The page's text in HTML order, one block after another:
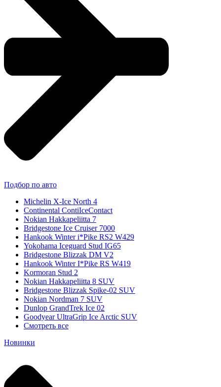
Подбор по авто
Michelin X-Ice North 4
Continental ContiIceContact
Nokian Hakkapeliitta 7
Bridgestone Ice Cruiser 7000
Hankook Winter i*Pike RS2 W429
Yokohama Iceguard Stud IG65
Bridgestone Blizzak DM V2
Hankook Winter I*Pike RS W419
Kormoran Stud 2
Nokian Hakkapeliitta 8 SUV
Bridgestone Blizzak Spike-02 SUV
Nokian Nordman 7 SUV
Dunlop GrandTrek Ice 02
Goodyear UltraGrip Ice Arctic SUV
Смотреть все
Новинки